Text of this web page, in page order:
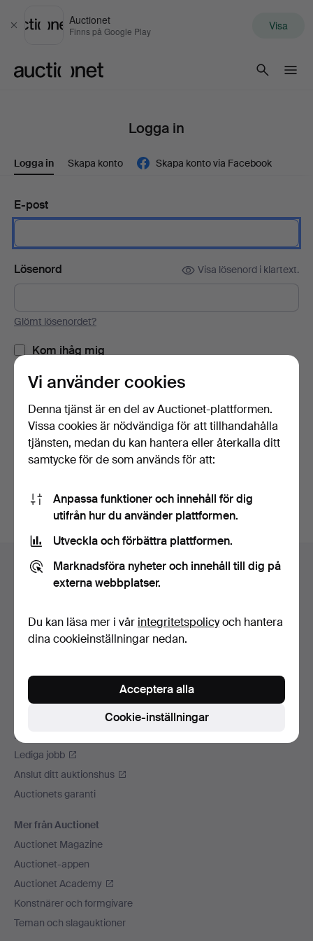
Stäng
Auctionet
Finns på Google Play Visa
Logga in
Logga in Skapa konto Skapa konto via Facebook
E-post
Lösenord Visa lösenord i klartext.
Glömt lösenordet?
Kom ihåg mig
Logga in
eller logga in via Facebook här
Sidfotsnavigation
Hjälp och kontakt
Kontakta support
Betalningsalternativ
Vi skickar med
Auctionet
Press
Lediga jobb
Anslut ditt auktionshus
Auctionets garanti
Mer från Auctionet
Auctionet Magazine
Auctionet-appen
Auctionet Academy
Konstnärer och formgivare
Teman och slagauktioner
Vi använder cookies
Denna tjänst är en del av Auctionet-plattformen.
Vissa cookies är nödvändiga för att tillhandahålla
tjänsten, medan du kan hantera eller återkalla ditt
samtycke för de som används för att:
Anpassa funktioner och innehåll för dig
utifrån hur du använder plattformen.
Utveckla och förbättra plattformen.
Marknadsföra nyheter och innehåll till dig på
externa webbplatser.
Du kan läsa mer i vår integritetspolicyoch hantera
dina cookieinställningar nedan.
Cookie-inställningar
Acceptera alla